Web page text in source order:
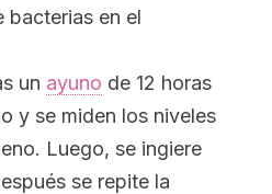
bacterias en el
un ayuno de 12 horas
y se miden los niveles
Luego, se ingiere
se repite la